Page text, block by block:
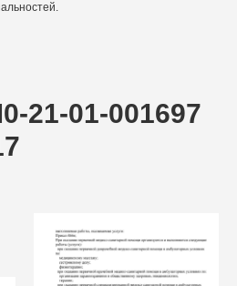
21-01-001697